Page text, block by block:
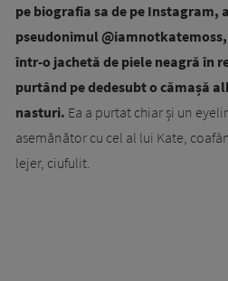
pe biografia sa de pe Instagram,
pseudonimul
într-o jachetă de piele neagră în
purtând pe dedesubt o cămașă
nasturi. Ea a purtat chiar și un
asemănător cu cel al lui Kate,
lejer, ciufulit.